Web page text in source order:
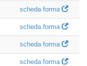
scheda forma
scheda forma
scheda forma
scheda forma